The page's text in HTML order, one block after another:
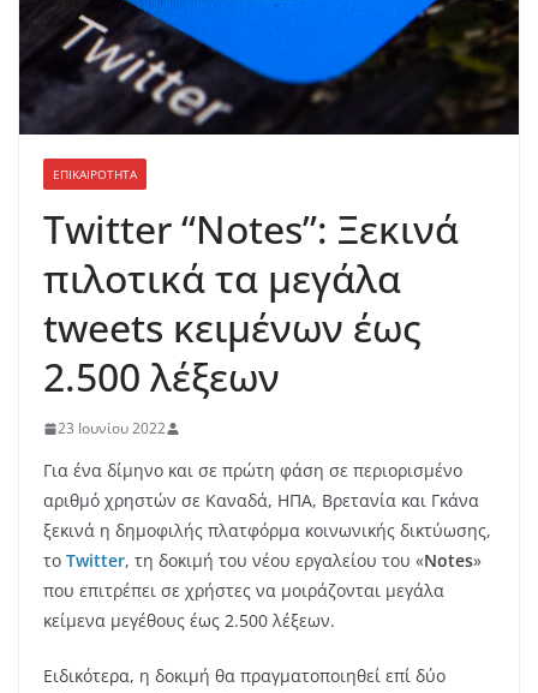
ΕΠΙΚΑΙΡΟΤΗΤΑ
Twitter “Notes”: Ξεκινά
πιλοτικά τα μεγάλα
tweets κειμένων έως
2.500 λέξεων
23 Ιουνίου 2022
Για ένα δίμηνο και σε πρώτη φάση σε περιορισμένο
αριθμό χρηστών σε Καναδά, ΗΠΑ, Βρετανία και Γκάνα
ξεκινά η δημοφιλής πλατφόρμα κοινωνικής δικτύωσης,
το Twitter, τη δοκιμή του νέου εργαλείου του «Notes»
που επιτρέπει σε χρήστες να μοιράζονται μεγάλα
κείμενα μεγέθους έως 2.500 λέξεων.
Ειδικότερα, η δοκιμή θα πραγματοποιηθεί επί δύο